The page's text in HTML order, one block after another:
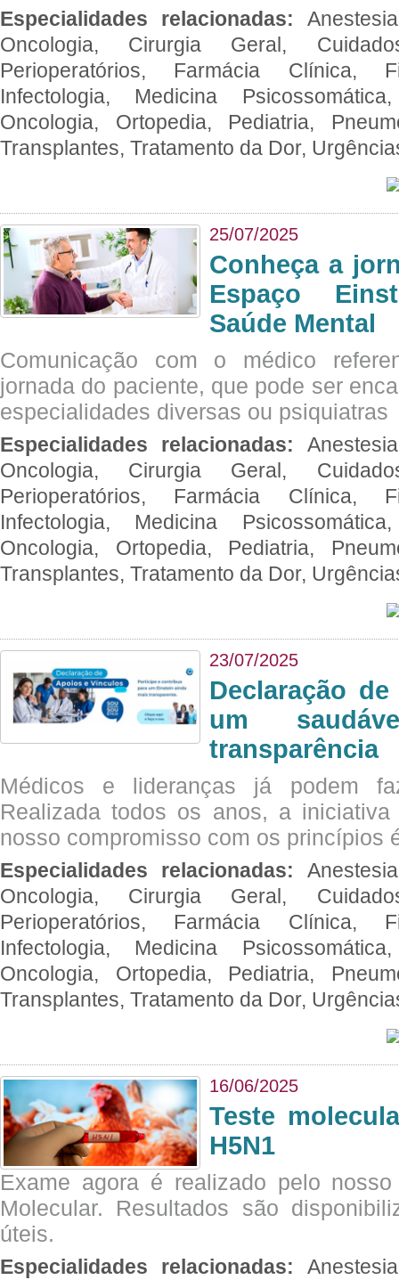
Especialidades relacionadas:
Oncologia, Cirurgia Geral,
Perioperatórios, Farmácia Clínica,
Infectologia, Medicina
Oncologia, Ortopedia, Pediatria,
Transplantes, Tratamento da Dor,
25/07/2025
Conheça a
Espaço
Saúde Mental
Comunicação com o médico
jornada do paciente, que pode ser
especialidades diversas ou psiquiatras
Especialidades relacionadas:
Oncologia, Cirurgia Geral,
Perioperatórios, Farmácia Clínica,
Infectologia, Medicina
Oncologia, Ortopedia, Pediatria,
Transplantes, Tratamento da Dor,
23/07/2025
Declaração
um
transparência
Médicos e lideranças já podem
Realizada todos os anos, a
nosso compromisso com os princípios
Especialidades relacionadas:
Oncologia, Cirurgia Geral,
Perioperatórios, Farmácia Clínica,
Infectologia, Medicina
Oncologia, Ortopedia, Pediatria,
Transplantes, Tratamento da Dor,
16/06/2025
Teste
H5N1
Exame agora é realizado pelo
Molecular. Resultados são
úteis.
Especialidades relacionadas: